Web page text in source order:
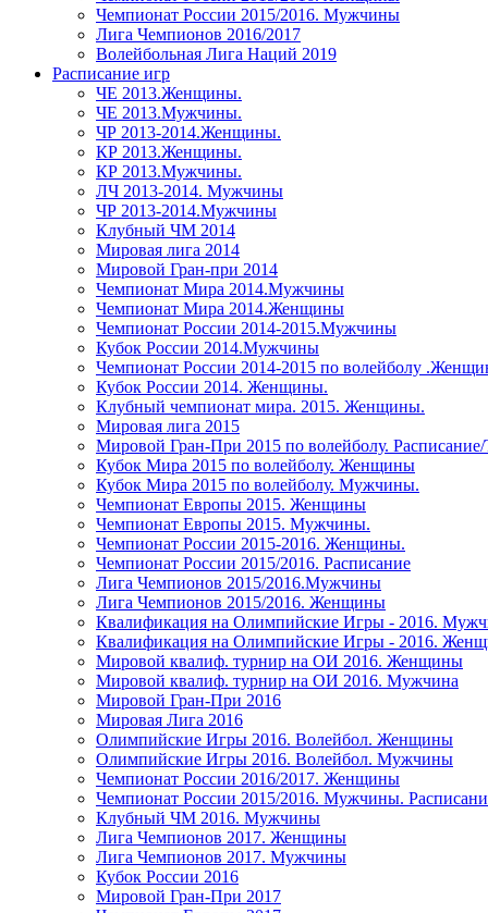
Чемпионат России 2015/2016. Мужчины
Лига Чемпионов 2016/2017
Волейбольная Лига Наций 2019
Расписание игр
ЧЕ 2013.Женщины.
ЧЕ 2013.Мужчины.
ЧР 2013-2014.Женщины.
КР 2013.Женщины.
КР 2013.Мужчины.
ЛЧ 2013-2014. Мужчины
ЧР 2013-2014.Мужчины
Клубный ЧМ 2014
Мировая лига 2014
Мировой Гран-при 2014
Чемпионат Мира 2014.Мужчины
Чемпионат Мира 2014.Женщины
Чемпионат России 2014-2015.Мужчины
Кубок России 2014.Мужчины
Чемпионат России 2014-2015 по волейболу
Кубок России 2014. Женщины.
Клубный чемпионат мира. 2015. Женщины.
Мировая лига 2015
Мировой Гран-При 2015 по волейболу.
Кубок Мира 2015 по волейболу. Женщины
Кубок Мира 2015 по волейболу. Мужчины.
Чемпионат Европы 2015. Женщины
Чемпионат Европы 2015. Мужчины.
Чемпионат России 2015-2016. Женщины.
Чемпионат России 2015/2016. Расписание
Лига Чемпионов 2015/2016.Мужчины
Лига Чемпионов 2015/2016. Женщины
Квалификация на Олимпийские Игры - 2016.
Квалификация на Олимпийские Игры - 2016.
Мировой квалиф. турнир на ОИ 2016. Женщины
Мировой квалиф. турнир на ОИ 2016. Мужчина
Мировой Гран-При 2016
Мировая Лига 2016
Олимпийские Игры 2016. Волейбол. Женщины
Олимпийские Игры 2016. Волейбол. Мужчины
Чемпионат России 2016/2017. Женщины
Чемпионат России 2015/2016. Мужчины.
Клубный ЧМ 2016. Мужчины
Лига Чемпионов 2017. Женщины
Лига Чемпионов 2017. Мужчины
Кубок России 2016
Мировой Гран-При 2017